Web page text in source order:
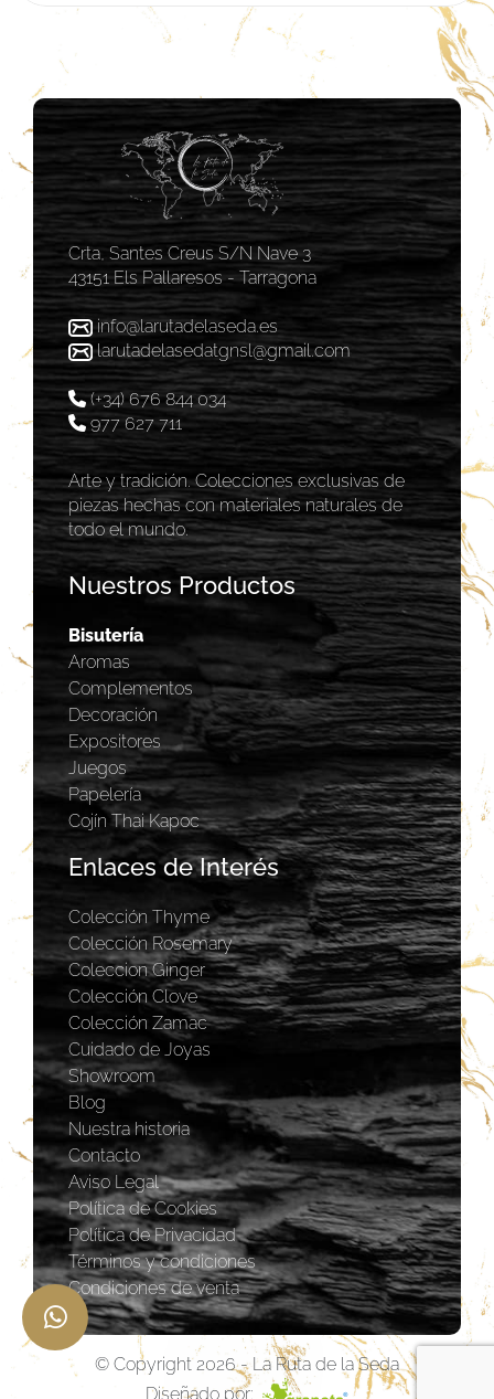
Crta, Santes Creus S/N Nave 3
43151 Els Pallaresos - Tarragona
info@larutadelaseda.es
larutadelasedatgnsl@gmail.com
(+34) 676 844 034
977 627 711
Arte y tradición. Colecciones exclusivas de
piezas hechas con materiales naturales de
todo el mundo.
Nuestros Productos
Bisutería
Aromas
Complementos
Decoración
Expositores
Juegos
Papelería
Cojín Thai Kapoc
Enlaces de Interés
Colección Thyme
Colección Rosemary
Coleccion Ginger
Colección Clove
Colección Zamac
Cuidado de Joyas
Showroom
Blog
Nuestra historia
Contacto
Aviso Legal
Política de Cookies
Política de Privacidad
Términos y condiciones
Condiciones de venta
© Copyright 2026 - La Ruta de la Seda
Diseñado por: